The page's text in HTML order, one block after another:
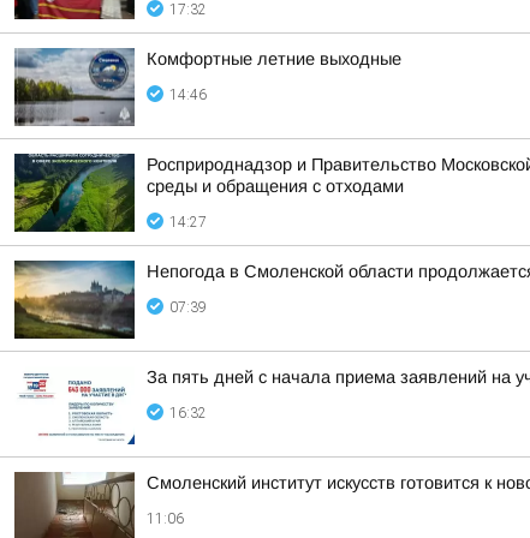
17:32
Комфортные летние выходные
14:46
Росприроднадзор и Правительство
среды и обращения с отходами
14:27
Непогода в Смоленской области
07:39
За пять дней с начала приема заявлений на
16:32
Смоленский институт искусств готовится к
11:06